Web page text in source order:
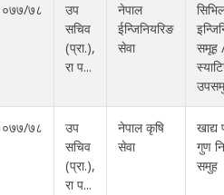
०७७/७८
उप
सचिव
(प्रा‍.),
रा प...
नेपाल
ईन्जिनियरिङ
सेवा
समूह
०७७/७८
उप
सचिव
(प्रा‍.),
रा प...
नेपाल कृषि
सेवा
खाद्य
गुण
समुह